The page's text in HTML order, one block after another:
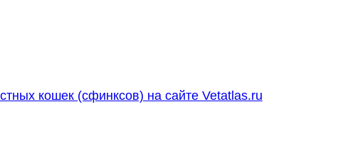
кошек (сфинксов) на сайте Vetatlas.ru